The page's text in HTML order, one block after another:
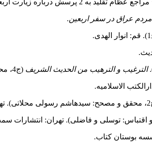
عراق در سفر اربعین.
الترغیب و الترهیب من الحدیث الشریف (ج4، محقق: ابراهیم شمس‌الدین). بیروت: دارالکتب العلمیة.
الاسلامیه.
اقتباس: توسلی و فاضلی). تهران: انتشارات